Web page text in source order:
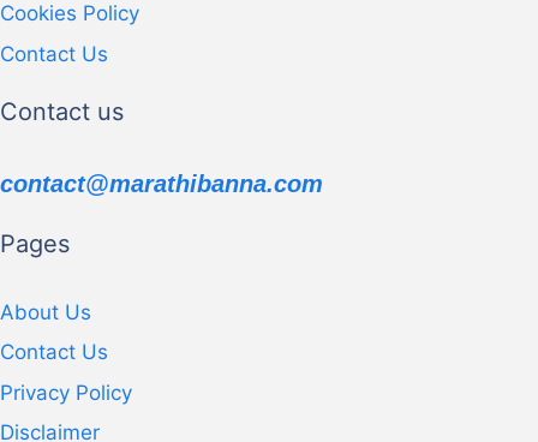
Cookies Policy
Contact Us
Contact us
contact@marathibanna.com
Pages
About Us
Contact Us
Privacy Policy
Disclaimer